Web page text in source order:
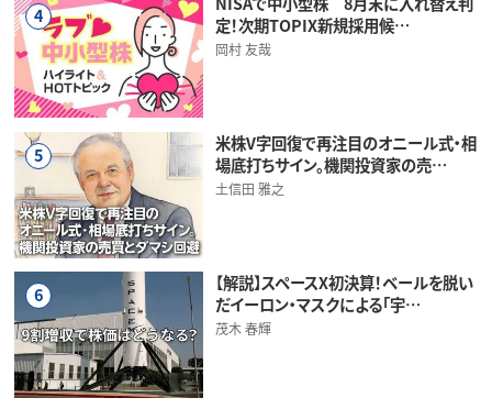
4
定！次期TOPIX新規採用候…
岡村 友哉
5
米株V字回復で再注目のオニール式・相
場底打ちサイン。機関投資家の売…
土信田 雅之
6
【解説】スペースX初決算！ベールを脱い
だイーロン・マスクによる「宇…
茂木 春輝